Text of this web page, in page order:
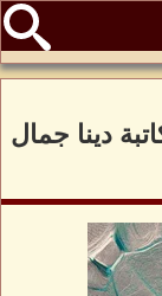
دينا جمال